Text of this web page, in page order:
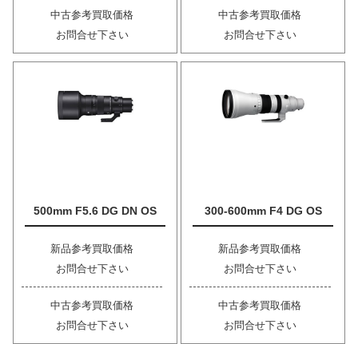
中古参考買取価格
お問合せ下さい
中古参考買取価格
お問合せ下さい
500mm F5.6 DG DN OS
新品参考買取価格
お問合せ下さい
中古参考買取価格
お問合せ下さい
300-600mm F4 DG OS
新品参考買取価格
お問合せ下さい
中古参考買取価格
お問合せ下さい